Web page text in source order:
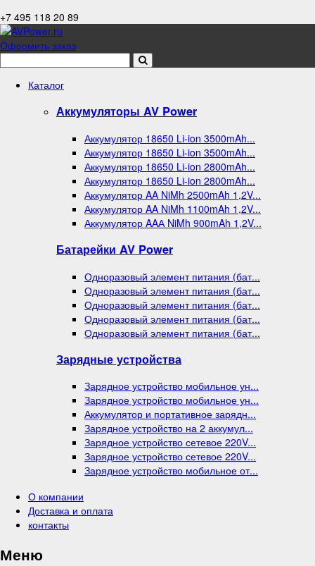
+7 495 118 20 89
Оформить заказ
Каталог
Аккумуляторы AV Power
Аккумулятор 18650 Li-ion 3500mAh...
Аккумулятор 18650 Li-ion 3500mAh...
Аккумулятор 18650 Li-ion 2800mAh...
Аккумулятор 18650 Li-ion 2800mAh...
Аккумулятор AA NiMh 2500mAh 1,2V...
Аккумулятор AA NiMh 1100mAh 1,2V...
Аккумулятор AAА NiMh 900mAh 1,2V...
Батарейки AV Power
Одноразовый элемент питания (бат...
Одноразовый элемент питания (бат...
Одноразовый элемент питания (бат...
Одноразовый элемент питания (бат...
Одноразовый элемент питания (бат...
Зарядные устройства
Зарядное устройство мобильное ун...
Зарядное устройство мобильное ун...
Аккумулятор и портативное зарядн...
Зарядное устройство на 2 аккумул...
Зарядное устройство сетевое 220V...
Зарядное устройство сетевое 220V...
Зарядное устройство мобильное от...
О компании
Доставка и оплата
контакты
Меню